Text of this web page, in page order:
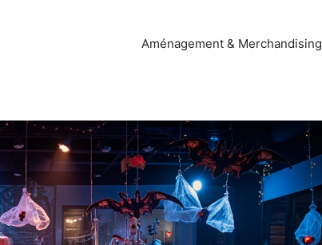
Aménagement & Merchandising